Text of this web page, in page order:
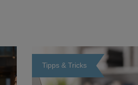
Tipps & Tricks